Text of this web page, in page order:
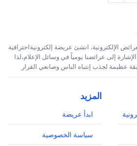
الإلكترونية، انشئ عريضة إلكترونيةاحترافية
إلى عرائضنا يومياً في وسائل الإعلام،لذا
عظيمة لجذب إنتباه الناس وصانعي القرار
المزيد
ابدأ عريضة
سياسة الخصوصية